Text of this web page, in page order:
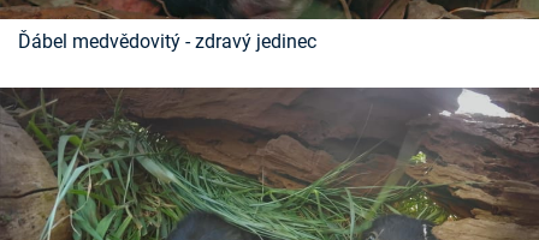
Pořady
Časopis
Sledujte prima+
Ďábel medvědovitý - zdravý jedinec